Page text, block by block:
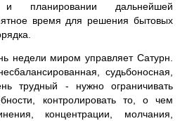
и планировании дальнейшей
время для решения бытовых
недели миром управляет Сатурн.
судьбоносная,
трудный - нужно ограничивать
контролировать то, о чем
концентрации, молчания,